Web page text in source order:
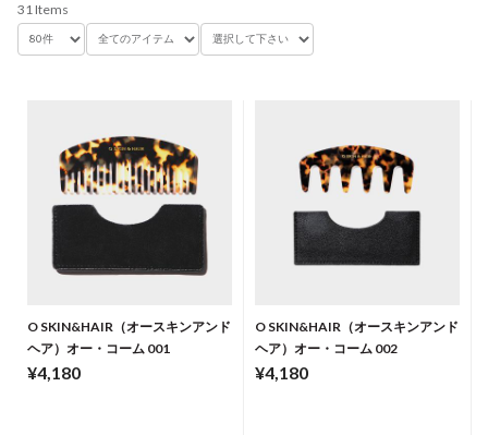
31 Items
O SKIN&HAIR（オースキンアンド
ヘア）オー・コーム 001
¥4,180
O SKIN&HAIR（オースキンアンド
ヘア）オー・コーム 002
¥4,180